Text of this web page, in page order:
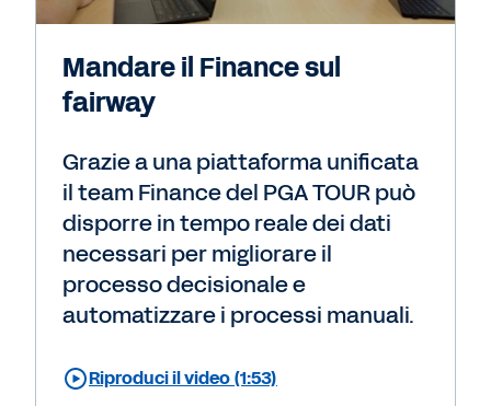
Mandare il Finance sul
fairway
Grazie a una piattaforma unificata
il team Finance del PGA TOUR può
disporre in tempo reale dei dati
necessari per migliorare il
processo decisionale e
automatizzare i processi manuali.
Riproduci il video (1:53)